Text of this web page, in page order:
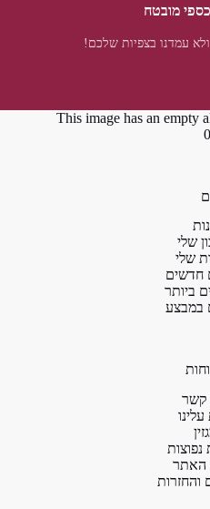
מובטח
עמדנו בצפיות שלכם!
שלי
שלי
חדשים
ביותר
במבצע
קשר
האתר
והחזרות